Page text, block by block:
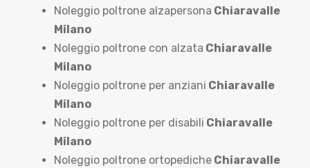
Noleggio poltrone alzapersona Chiaravalle
Milano
Noleggio poltrone con alzata Chiaravalle
Milano
Noleggio poltrone per anziani Chiaravalle
Milano
Noleggio poltrone per disabili Chiaravalle
Milano
Noleggio poltrone ortopediche Chiaravalle